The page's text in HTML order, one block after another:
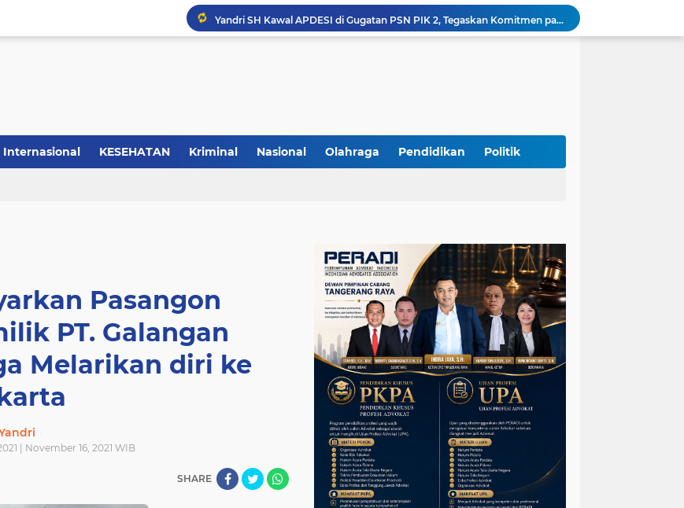
Sidang PSN PIK 2 Memanas, Yandri SH Tampil sebagai Kuasa Hukum APDESI di PN Jakarta Pusat
Dipercaya Mahkamah Agung, Yandri, S.H. Perkuat Peran Mediasi di Pengadilan Negeri Jakarta Selatan
Internasional KESEHATAN Kriminal Nasional Olahraga Pendidikan Politik
Pasangon
PT. Galangan
Melarikan diri ke
| November 16, 2021 WIB
SHARE